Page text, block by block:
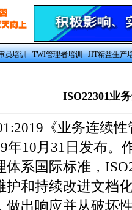
员培训 TWI管理者培训 JIT精益生产
ISO22301业
《业务连续性
年10月31日发布。
体系国际标准，
护和持续改进文档
做出响应并从破坏